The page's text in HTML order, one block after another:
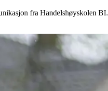
fra Handelshøyskolen BI.